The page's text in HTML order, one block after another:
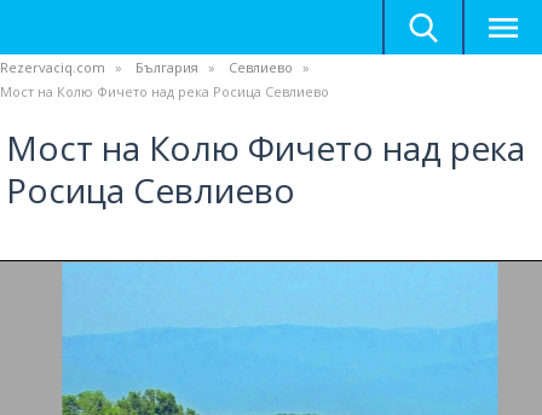
Rezervaciq.com България
Севлиево
Мост на Колю Фичето над река Росица Севлиево
Мост на Колю Фичето над река
Росица Севлиево